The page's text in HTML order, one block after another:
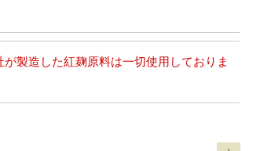
製造した紅麹原料は一切使用しておりま